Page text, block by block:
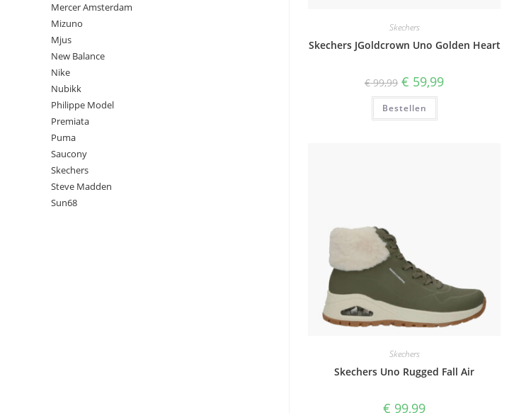
Skechers
Skechers JGoldcrown Uno Golden Heart
€99,99 Oorspronkelijke
prijs
was:
€ 99,99.
€ 59,99Huidige
Bestellen
Skechers
Skechers Uno Rugged Fall Air
€ 99,99
Mercer Amsterdam
Mizuno
Mjus
New Balance
Nike
Nubikk
Philippe Model
Premiata
Puma
Saucony
Skechers
Steve Madden
Sun68